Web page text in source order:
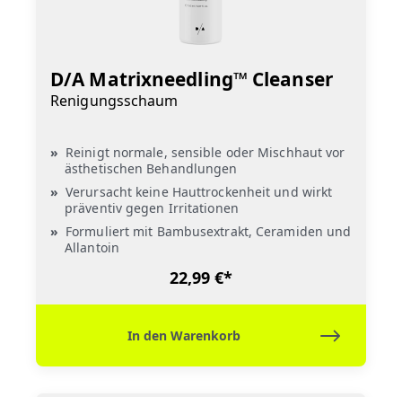
D/A Matrixneedling™ Cleanser
Renigungsschaum
Reinigt normale, sensible oder Mischhaut vor
ästhetischen Behandlungen
Verursacht keine Hauttrockenheit und wirkt
präventiv gegen Irritationen
Formuliert mit Bambusextrakt, Ceramiden und
Allantoin
22,99 €*
In den Warenkorb